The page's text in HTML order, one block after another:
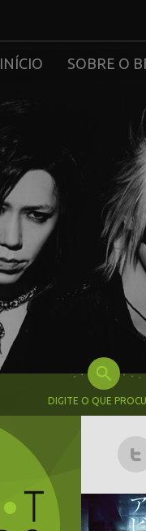
INÍCIO SOBRE O
DIGITE O QUE